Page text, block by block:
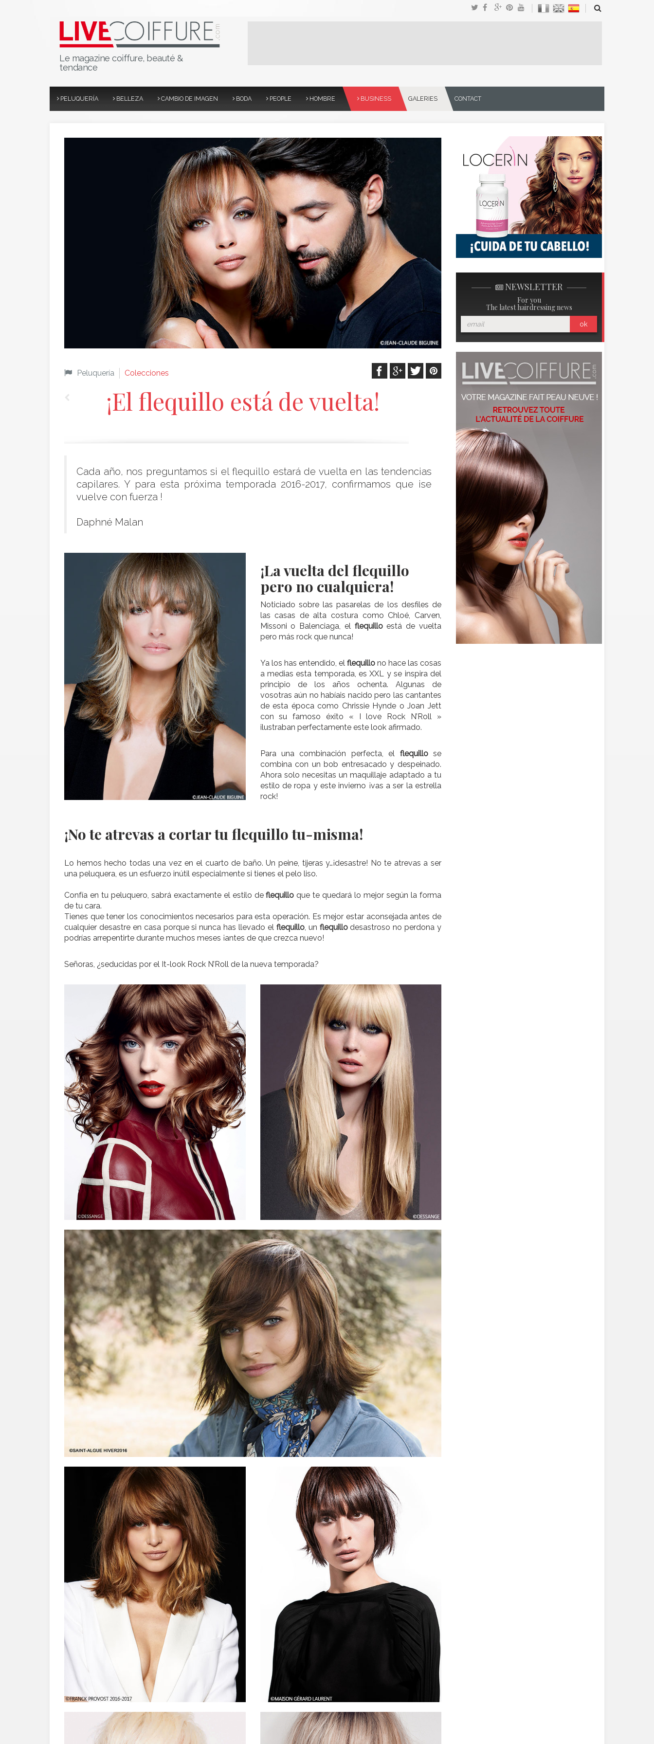
Le magazine coiffure, beauté &
tendance
PELUQUERÍA BELLEZA CAMBIO DE IMAGEN BODA PEOPLE HOMBRE BUSINESS GALERIES CONTACT
Peluquería Colecciones
¡El flequillo está de vuelta!
Cada año, nos preguntamos si el flequillo estará de vuelta en las tendencias
capilares. Y para esta próxima temporada 2016-2017, confirmamos que ¡se
vuelve con fuerza !
Daphné Malan
¡La vuelta del flequillo
pero no cualquiera!
Noticiado sobre las pasarelas de los desfiles de
las casas de alta costura como Chloé, Carven,
Missoni o Balenciaga, el flequilloestá de vuelta
pero más rock que nunca!
Ya los has entendido, el flequillono hace las cosas
a medias esta temporada, es XXL y se inspira del
principio de los años ochenta. Algunas de
vosotras aún no habíais nacido pero las cantantes
de esta época como Chrissie Hynde o Joan Jett
con su famoso éxito « I love Rock N’Roll »
ilustraban perfectamente este look afirmado.
Para una combinación perfecta, el flequillose
combina con un bob entresacado y despeinado.
Ahora solo necesitas un maquillaje adaptado a tu
estilo de ropa y este invierno ¡vas a ser la estrella
rock!
¡No te atrevas a cortar tu flequillo tu-misma!
Lo hemos hecho todas una vez en el cuarto de baño. Un peine, tijeras y…¡desastre! No te atrevas a ser
una peluquera, es un esfuerzo inútil especialmente si tienes el pelo liso.
Confía en tu peluquero, sabrá exactamente el estilo deflequillo que te quedará lo mejor según la forma
de tu cara.
Tienes que tener los conocimientos necesarios para esta operación. Es mejor estar aconsejada antes de
cualquier desastre en casa porque si nunca has llevado el flequillo, un flequillodesastroso no perdona y
podrías arrepentirte durante muchos meses ¡antes de que crezca nuevo!
Señoras, ¿seducidas por el It-look Rock N’Roll de la nueva temporada?
NEWSLETTER
For you
The latest hairdressing news
ok